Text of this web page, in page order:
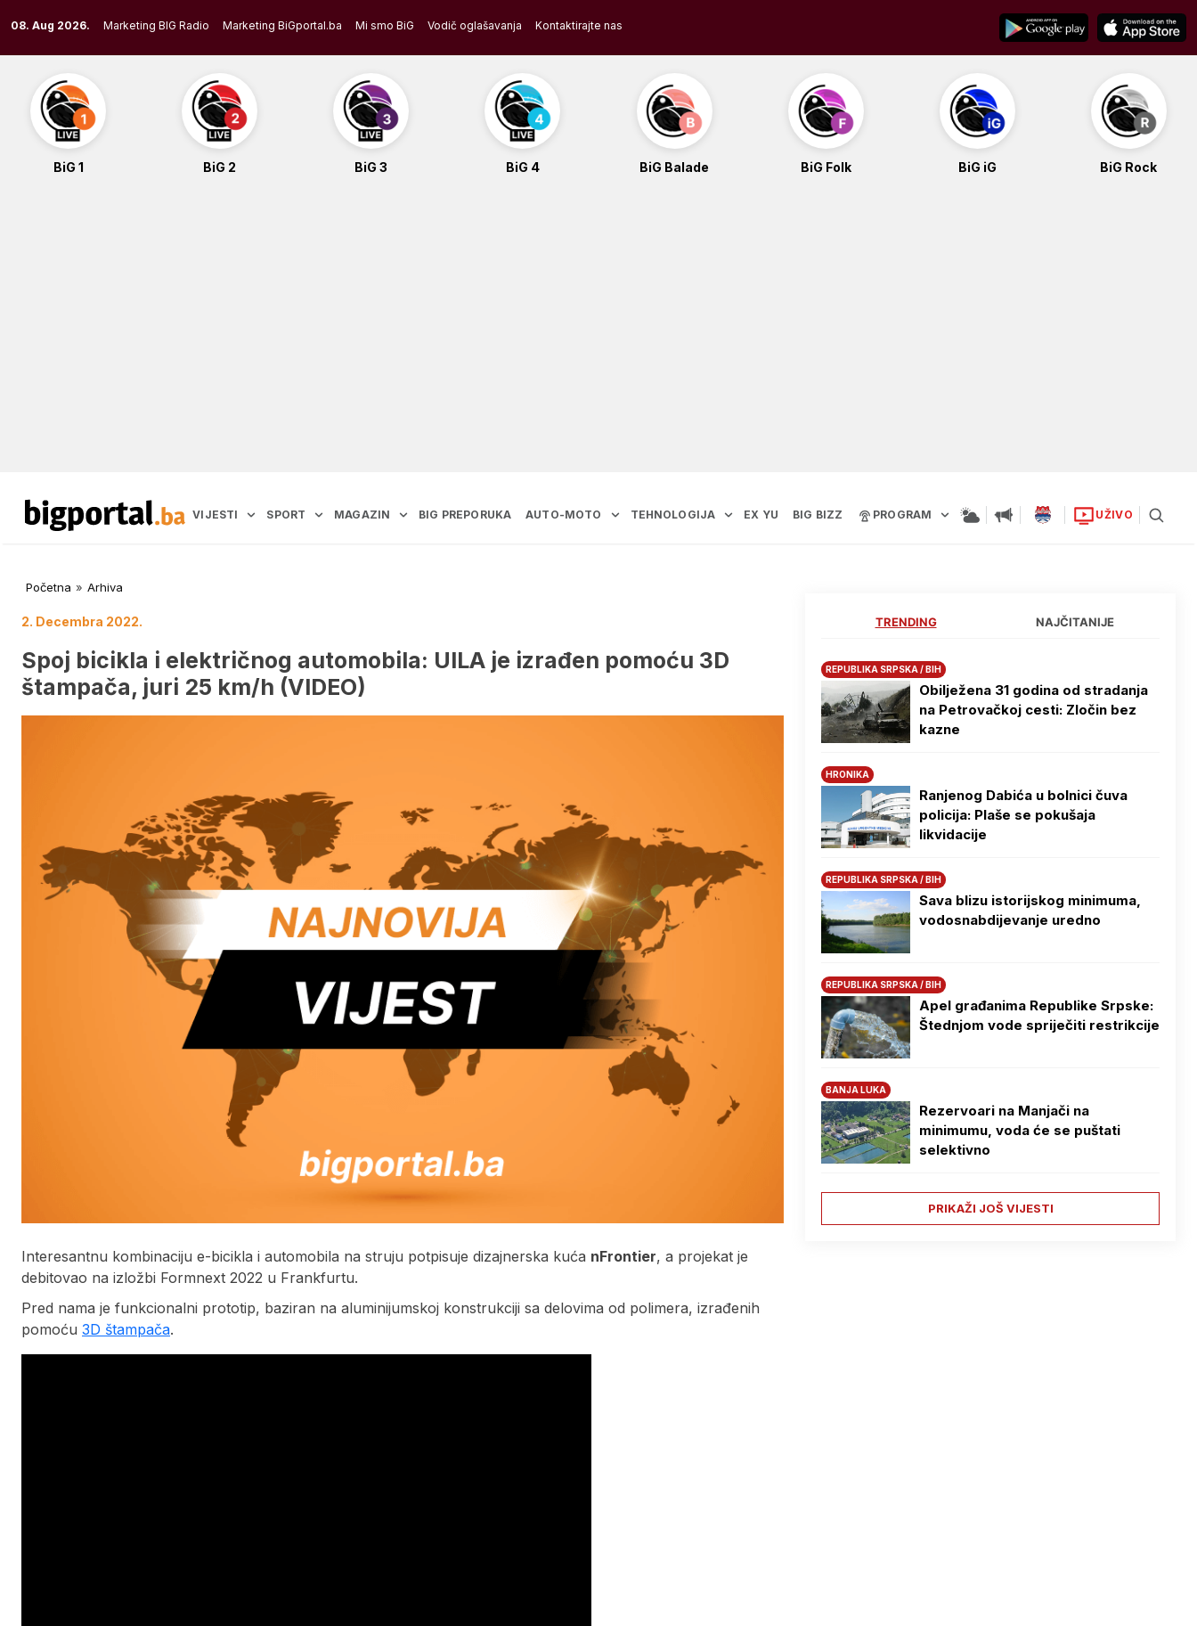
to
content
08. Aug 2026. Marketing BIG Radio Marketing BiGportal.ba Mi smo BiG Vodič oglašavanja Kontaktirajte nas
BiG 1 BiG 2 BiG 3 BiG 4 BiG Balade BiG Folk BiG iG BiG Rock
VIJESTI SPORT MAGAZIN BIG PREPORUKA AUTO-MOTO TEHNOLOGIJA EX YU BIG BIZZ PROGRAM UŽIVO
Početna » Arhiva
2. Decembra 2022.
Spoj bicikla i električnog automobila: UILA je izrađen pomoću 3D
štampača, juri 25 km/h (VIDEO)
Interesantnu kombinaciju e-bicikla i automobila na struju potpisuje dizajnerska kuća nFrontier, a projekat je
debitovao na izložbi Formnext 2022 u Frankfurtu.
Pred nama je funkcionalni prototip, baziran na aluminijumskoj konstrukciji sa delovima od polimera, izrađenih
pomoću 3D štampača.
TRENDING NAJČITANIJE
REPUBLIKA SRPSKA / BIH
Obilježena 31 godina od stradanja
na Petrovačkoj cesti: Zločin bez
kazne
HRONIKA
Ranjenog Dabića u bolnici čuva
policija: Plaše se pokušaja
likvidacije
REPUBLIKA SRPSKA / BIH
Sava blizu istorijskog minimuma,
vodosnabdijevanje uredno
REPUBLIKA SRPSKA / BIH
Apel građanima Republike Srpske:
Štednjom vode spriječiti restrikcije
BANJA LUKA
Rezervoari na Manjači na
minimumu, voda će se puštati
selektivno
PRIKAŽI JOŠ VIJESTI